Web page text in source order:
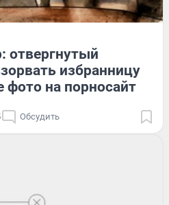
отвергнутый
избранницу
фото на порносайт
Обсудить